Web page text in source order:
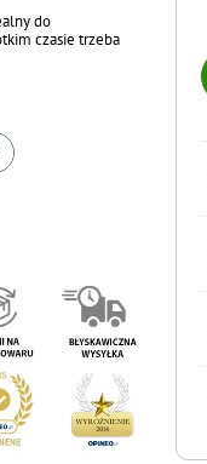
do
czasie trzeba